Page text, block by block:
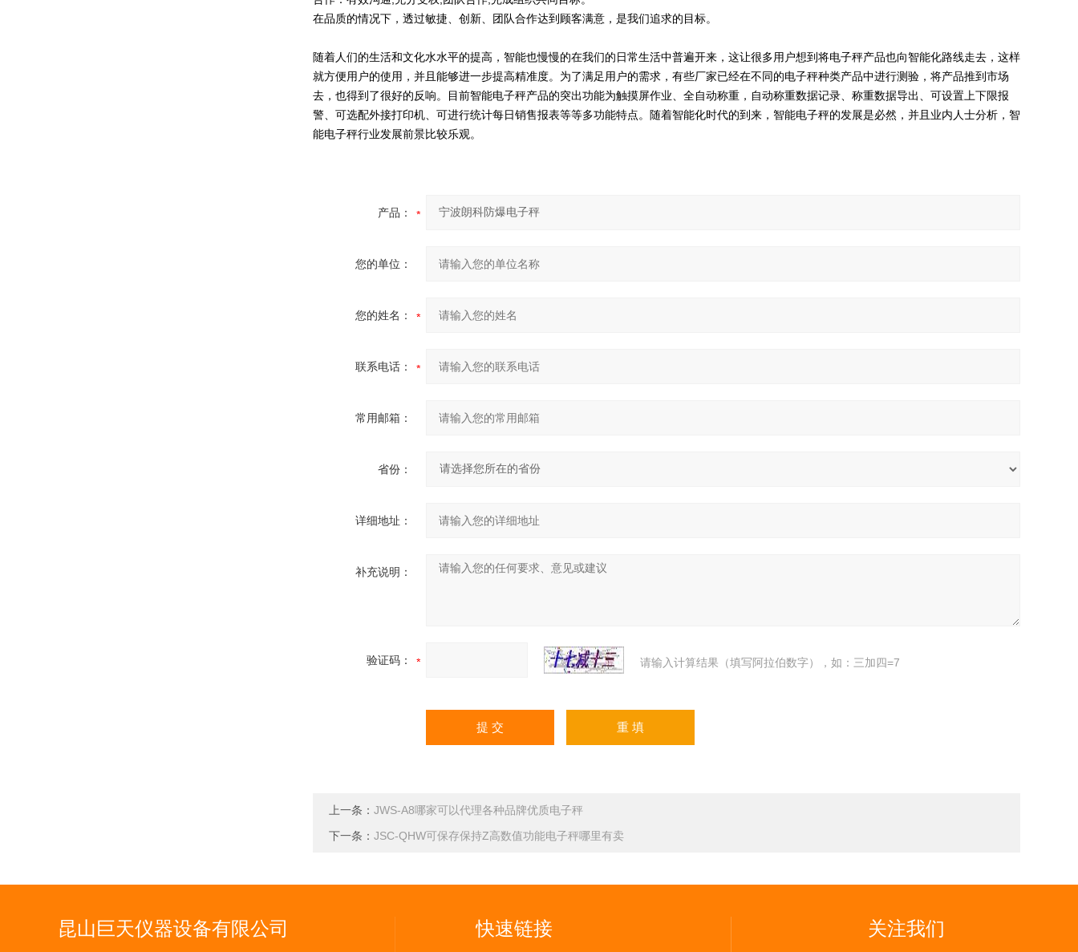
在品质的情况下，透过敏捷、创新、团队合作达到顾客满意，是我们追求的目标。
随着人们的生活和文化水水平的提高，智能也慢慢的在我们的日常生活中普遍开来，这让很多用户想到将电子秤产品也向智能化路线走去，这样
就方便用户的使用，并且能够进一步提高精准度。为了满足用户的需求，有些厂家已经在不同的电子秤种类产品中进行测验，将产品推到市场
去，也得到了很好的反响。目前智能电子秤产品的突出功能为触摸屏作业、全自动称重，自动称重数据记录、称重数据导出、可设置上下限报
警、可选配外接打印机、可进行统计每日销售报表等等多功能特点。随着智能化时代的到来，智能电子秤的发展是必然，并且业内人士分析，智
能电子秤行业发展前景比较乐观。
产品：
您的单位：
您的姓名：
联系电话：
常用邮箱：
省份：
详细地址：
补充说明：
验证码： 请输入计算结果（填写阿拉伯数字），如：三加四=7
上一条： JWS-A8哪家可以代理各种品牌优质电子秤
下一条： JSC-QHW可保存保持Z高数值功能电子秤哪里有卖
昆山巨天仪器设备有限公司 快速链接 关注我们